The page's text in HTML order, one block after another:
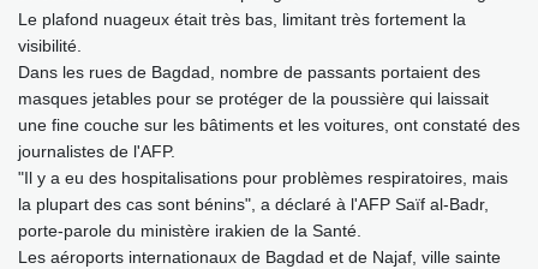
Le plafond nuageux était très bas, limitant très fortement la
visibilité.
Dans les rues de Bagdad, nombre de passants portaient des
masques jetables pour se protéger de la poussière qui laissait
une fine couche sur les bâtiments et les voitures, ont constaté des
journalistes de l'AFP.
"Il y a eu des hospitalisations pour problèmes respiratoires, mais
la plupart des cas sont bénins", a déclaré à l'AFP Saïf al-Badr,
porte-parole du ministère irakien de la Santé.
Les aéroports internationaux de Bagdad et de Najaf, ville sainte